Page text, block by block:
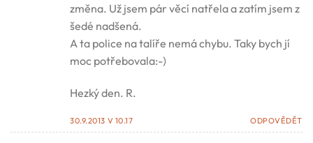
změna. Už jsem pár věcí natřela a zatím jsem z
šedé nadšená.
A ta police na talíře nemá chybu. Taky bych jí
moc potřebovala:-)
Hezký den. R.
30.9.2013 V 10.17 ODPOVĚDĚT